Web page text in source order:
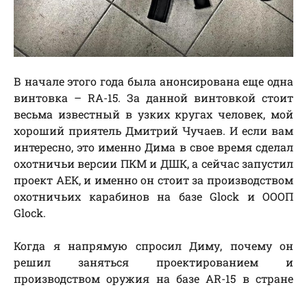
В начале этого года была анонсирована еще одна
винтовка – RA-15. За данной винтовкой стоит
весьма известный в узких кругах человек, мой
хороший приятель Дмитрий Чучаев. И если вам
интересно, это именно Дима в свое время сделал
охотничьи версии ПКМ и ДШК, а сейчас запустил
проект АЕК, и именно он стоит за производством
охотничьих карабинов на базе Glock и ОООП
Glock.
Когда я напрямую спросил Диму, почему он
решил заняться проектированием и
производством оружия на базе AR-15 в стране